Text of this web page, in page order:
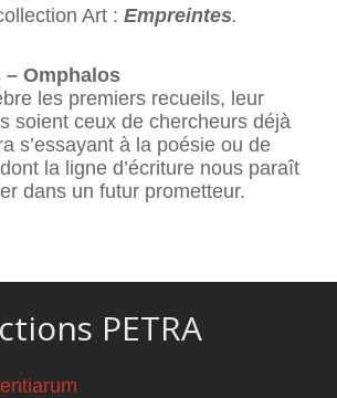
Art : Empreintes.
– Omphalos
les premiers recueils, leur
soient ceux de chercheurs déjà
s’essayant à la poésie ou de
la ligne d’écriture nous paraît
dans un futur prometteur.
PETRA